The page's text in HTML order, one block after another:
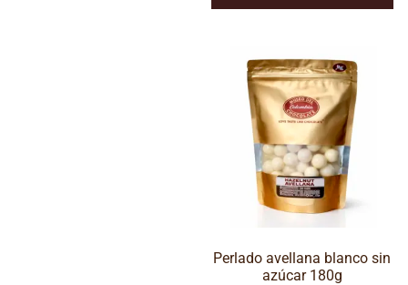
Perlado avellana blanco sin
azúcar 180g